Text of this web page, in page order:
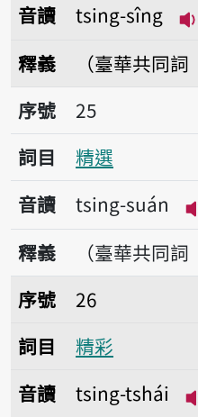
音讀
tsing-sîng
釋義
（臺華共同詞
序號25精選
序號
25
詞目
精選
音讀
tsing-suán
釋義
（臺華共同詞
序號26精彩
序號
26
詞目
精彩
音讀
tsing-tshái